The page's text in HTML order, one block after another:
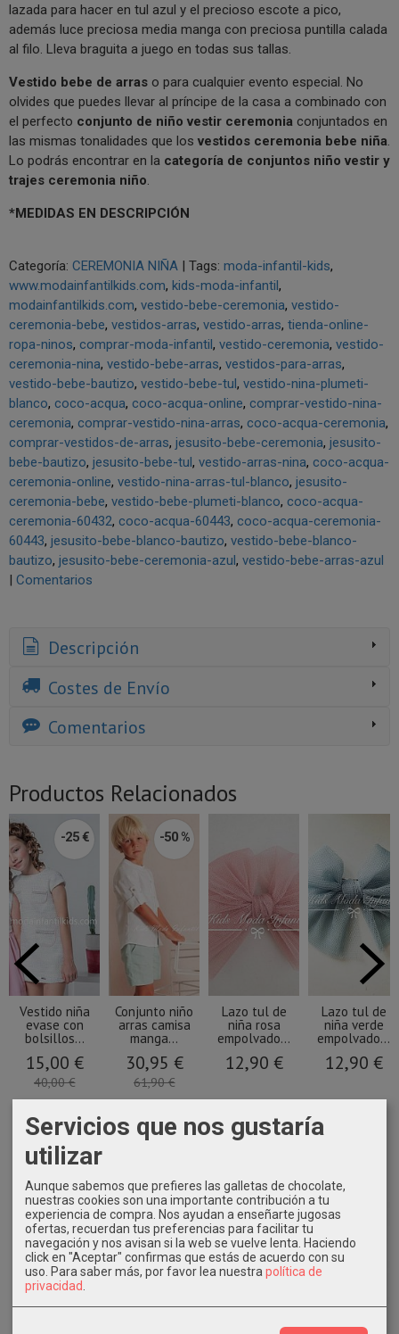
lazada para hacer en tul azul y el precioso escote a pico,
además luce preciosa media manga con preciosa puntilla calada
al filo. Lleva braguita a juego en todas sus tallas.
Vestido bebe de arras o para cualquier evento especial. No
olvides que puedes llevar al príncipe de la casa a combinado con
el perfecto conjunto de niño vestir ceremonia conjuntados en
las mismas tonalidades que los vestidos ceremonia bebe niña.
Lo podrás encontrar en la categoría de conjuntos niño vestir y
trajes ceremonia niño.
*MEDIDAS EN DESCRIPCIÓN
Categoría: CEREMONIA NIÑA | Tags: moda-infantil-kids
www.modainfantilkids.com kids-moda-infantil
modainfantilkids.com vestido-bebe-ceremonia vestido-
ceremonia-bebe vestidos-arras vestido-arras tienda-online-
ropa-ninos comprar-moda-infantil vestido-ceremonia vestido-
ceremonia-nina vestido-bebe-arras vestidos-para-arras
vestido-bebe-bautizo vestido-bebe-tul vestido-nina-plumeti-
blanco coco-acqua coco-acqua-online comprar-vestido-nina-
ceremonia comprar-vestido-nina-arras coco-acqua-ceremonia
comprar-vestidos-de-arras jesusito-bebe-ceremonia jesusito-
bebe-bautizo jesusito-bebe-tul vestido-arras-nina coco-acqua-
ceremonia-online vestido-nina-arras-tul-blanco jesusito-
ceremonia-bebe vestido-bebe-plumeti-blanco coco-acqua-
ceremonia-60432 coco-acqua-60443 coco-acqua-ceremonia-
60443 jesusito-bebe-blanco-bautizo vestido-bebe-blanco-
bautizo jesusito-bebe-ceremonia-azul vestido-bebe-arras-azul
| Comentarios
Descripción
Costes de Envío
Comentarios
Productos Relacionados
-25 €
Vestido niña
evase con
bolsillos...
15,00 €
40,00 €
-50 %
Conjunto niño
arras camisa
manga...
30,95 €
61,90 €
Lazo tul de
niña rosa
empolvado...
12,90 €
Lazo tul de
niña verde
empolvado...
12,90 €
Servicios que nos gustaría
utilizar
Aunque sabemos que prefieres las galletas de chocolate,
nuestras cookies son una importante contribución a tu
experiencia de compra. Nos ayudan a enseñarte jugosas
ofertas, recuerdan tus preferencias para facilitar tu
navegación y nos avisan si la web se vuelve lenta. Haciendo
click en "Aceptar" confirmas que estás de acuerdo con su
uso. Para saber más, por favor lea nuestra política de
privacidad